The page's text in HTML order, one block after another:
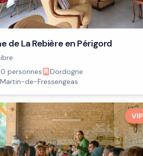
de La Rebière en Périgord
personnes
Dordogne
de-Fressengeas
VIP